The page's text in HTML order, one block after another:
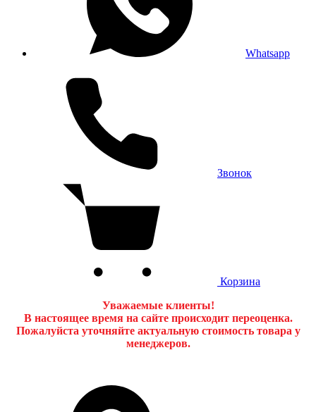
Whatsapp
Звонок
Корзина
Уважаемые клиенты!
В настоящее время на сайте происходит переоценка.
Пожалуйста уточняйте актуальную стоимость товара у
менеджеров.